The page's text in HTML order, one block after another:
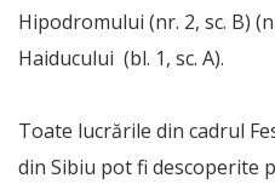
Hipodromului (nr. 2, sc. B)
Haiducului (bl. 1, sc. A).
Toate lucrările din cadrul
din Sibiu pot fi descoperite